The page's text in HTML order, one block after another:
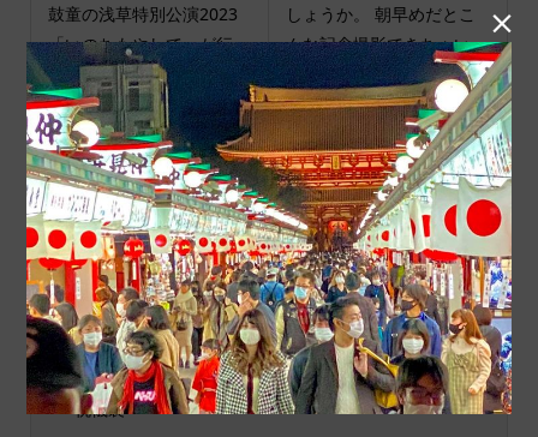
鼓童の浅草特別公演2023
「いのちもやして」が行...
しょうか。 朝早めだとこ
んな記念撮影できちゃい...
商品カテゴリ
商品ジャンル
ポチ袋
和小物
祝儀袋
